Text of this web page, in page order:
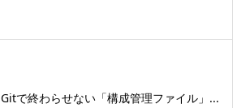
Gitで終わらせない「構成管理ファイル」...